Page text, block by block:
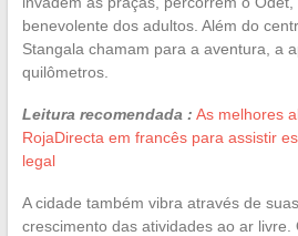
benevolente dos adultos. Além do
Stangala chamam para a aventura, a
quilômetros.
Leitura recomendada : As melhores
RojaDirecta em francês para assistir
legal
A cidade também vibra através de
crescimento das atividades ao ar livre.